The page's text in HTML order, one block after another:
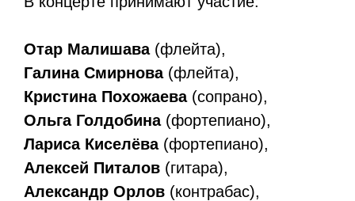
Отар Малишава (флейта),
Галина Смирнова(флейта),
Кристина Похожаева(сопрано),
Ольга Голдобина (фортепиано),
Лариса Киселёва(фортепиано),
Алексей Питалов (гитара),
Александр Орлов (контрабас),